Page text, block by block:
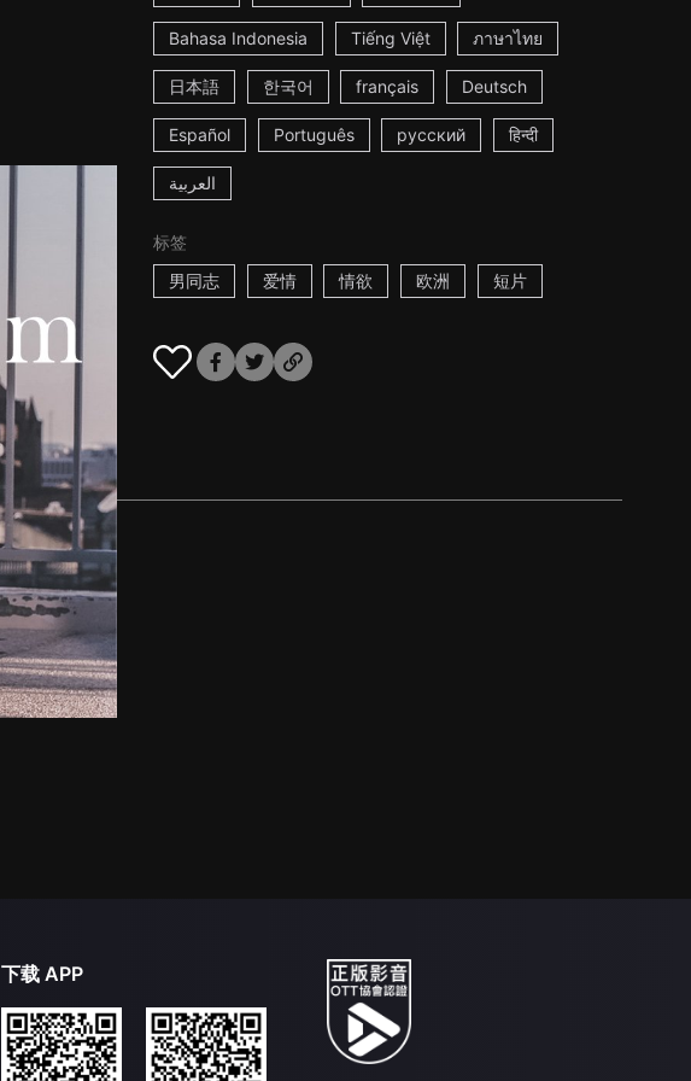
Bahasa Indonesia Tiếng Việt ภาษาไทย
日本語 한국어 français Deutsch
Español Português русский हिन्दी
العربية
标签
男同志
爱情 情欲 欧洲 短片
下载 APP